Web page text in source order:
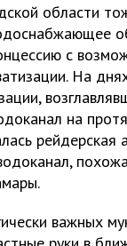
области
с
На
на
рейдерская
важных